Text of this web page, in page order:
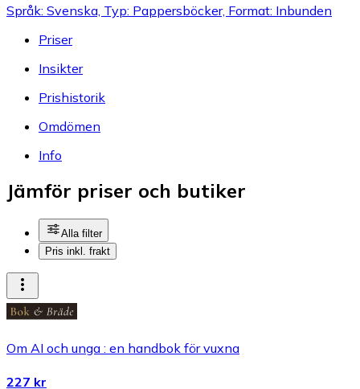
Språk: Svenska, Typ: Pappersböcker, Format: Inbunden
Priser
Insikter
Prishistorik
Omdömen
Info
Jämför priser och butiker
Alla filter
Pris inkl. frakt
Om AI och unga : en handbok för vuxna
227 kr